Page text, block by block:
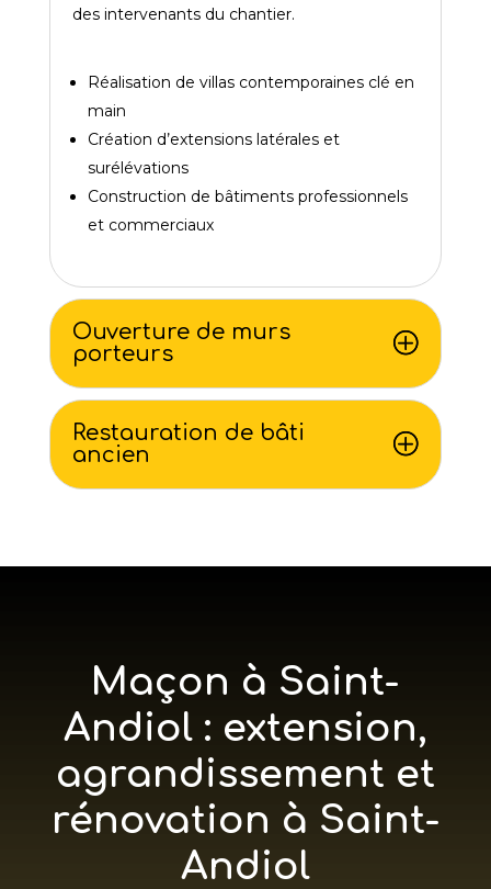
des intervenants du chantier.
Réalisation de villas contemporaines clé en
main
Création d’extensions latérales et
surélévations
Construction de bâtiments professionnels
et commerciaux
Ouverture de murs
porteurs
Restauration de bâti
ancien
Maçon à Saint-
Andiol : extension,
agrandissement et
rénovation à Saint-
Andiol